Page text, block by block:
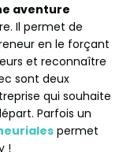
aventure
Il permet de
en le forçant
et reconnaître
sont deux
qui souhaite
Parfois un
permet
!